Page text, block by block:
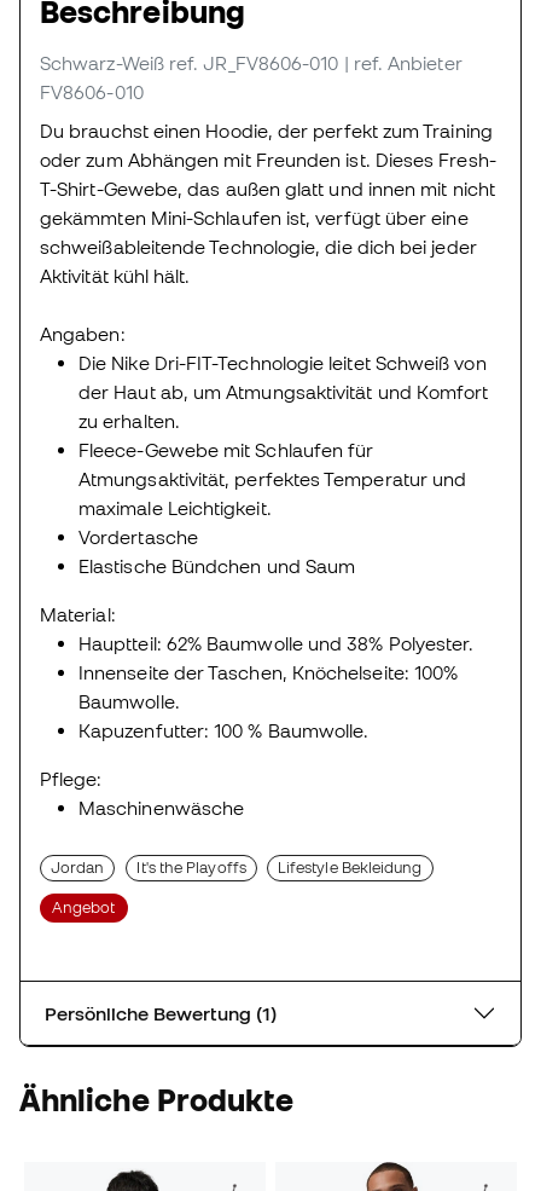
Beschreibung
Schwarz-Weiß ref. JR_FV8606-010 | ref. Anbieter
FV8606-010
Du brauchst einen Hoodie, der perfekt zum Training
oder zum Abhängen mit Freunden ist. Dieses Fresh-
T-Shirt-Gewebe, das außen glatt und innen mit nicht
gekämmten Mini-Schlaufen ist, verfügt über eine
schweißableitende Technologie, die dich bei jeder
Aktivität kühl hält.
Angaben:
Die Nike Dri-FIT-Technologie leitet Schweiß von
der Haut ab, um Atmungsaktivität und Komfort
zu erhalten.
Fleece-Gewebe mit Schlaufen für
Atmungsaktivität, perfektes Temperatur und
maximale Leichtigkeit.
Vordertasche
Elastische Bündchen und Saum
Material:
Hauptteil: 62% Baumwolle und 38% Polyester.
Innenseite der Taschen, Knöchelseite: 100%
Baumwolle.
Kapuzenfutter: 100 % Baumwolle.
Pflege:
Maschinenwäsche
Jordan It's the Playoffs Lifestyle Bekleidung
Angebot
Persönliche Bewertung (1)
Ähnliche Produkte